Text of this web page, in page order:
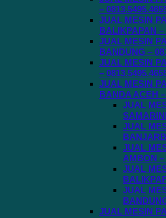
–
JUAL MESIN
BALIKPAPAN –
JUAL MESIN
BANDUNG –
JUAL MESIN
–
JUAL MESIN
BANDA ACEH
JUAL
JUAL
JUAL
AMBON –
JUAL
JUAL
JUAL MESIN